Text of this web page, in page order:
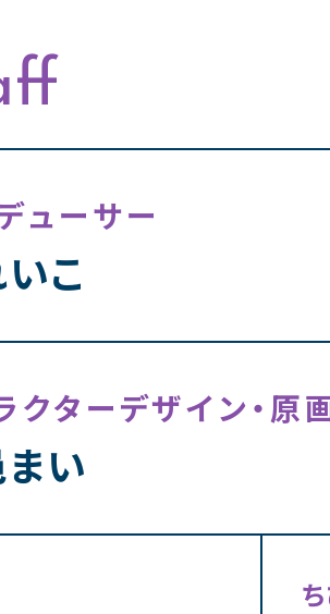
ューサー
こ
クターデザイン・原
い